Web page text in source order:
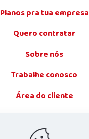
Planos pra tua empresa
Quero contratar
Sobre nós
Trabalhe conosco
Área do cliente